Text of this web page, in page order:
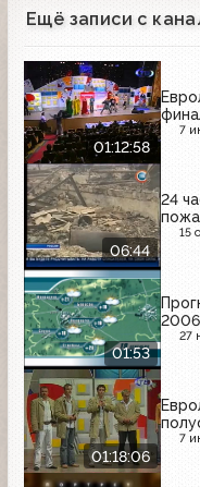
Ещё записи с
01:12:58
7
06:44
24
15
01:53
27
01:18:06
7